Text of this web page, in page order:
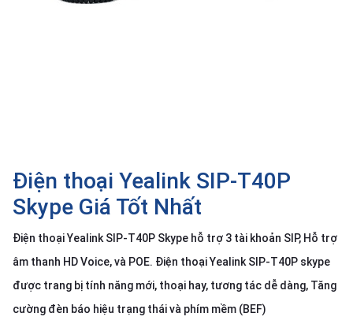
Điện thoại Yealink SIP-T40P
Skype Giá Tốt Nhất
Điện thoại Yealink SIP-T40P Skype hỗ trợ 3 tài khoản SIP, Hỗ trợ
âm thanh HD Voice, và POE. Điện thoại Yealink SIP-T40P skype
được trang bị tính năng mới, thoại hay, tương tác dễ dàng, Tăng
cường đèn báo hiệu trạng thái và phím mềm (BEF)
Dịch
trợ
Tin
Liên
hệ